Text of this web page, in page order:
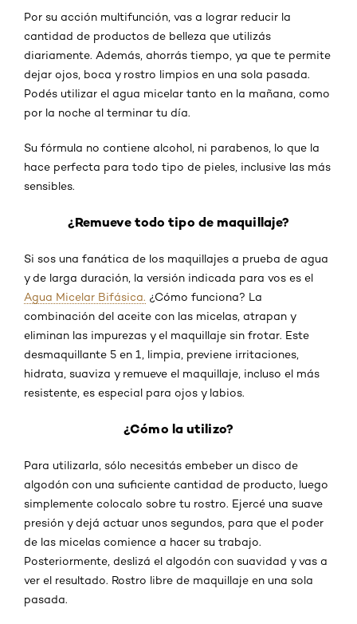
Por su acción multifunción, vas a lograr reducir la
cantidad de productos de belleza que utilizás
diariamente. Además, ahorrás tiempo, ya que te permite
dejar ojos, boca y rostro limpios en una sola pasada.
Podés utilizar el agua micelar tanto en la mañana, como
por la noche al terminar tu día.
Su fórmula no contiene alcohol, ni parabenos, lo que la
hace perfecta para todo tipo de pieles, inclusive las más
sensibles.
¿Remueve todo tipo de maquillaje?
Si sos una fanática de los maquillajes a prueba de agua
y de larga duración, la versión indicada para vos es el
Agua Micelar Bifásica. ¿Cómo funciona? La
combinación del aceite con las micelas, atrapan y
eliminan las impurezas y el maquillaje sin frotar. Este
desmaquillante 5 en 1, limpia, previene irritaciones,
hidrata, suaviza y remueve el maquillaje, incluso el más
resistente, es especial para ojos y labios.
¿Cómo la utilizo?
Para utilizarla, sólo necesitás embeber un disco de
algodón con una suficiente cantidad de producto, luego
simplemente colocalo sobre tu rostro. Ejercé una suave
presión y dejá actuar unos segundos, para que el poder
de las micelas comience a hacer su trabajo.
Posteriormente, deslizá el algodón con suavidad y vas a
ver el resultado. Rostro libre de maquillaje en una sola
pasada.